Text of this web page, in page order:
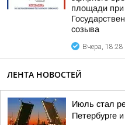
площади при
созыва
Вчера, 18:28
ЛЕНТА НОВОСТЕЙ
Июль стал
Петербурге